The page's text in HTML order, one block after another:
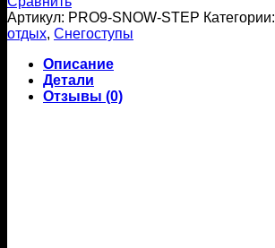
Артикул: PRO9-SNOW-STEP Категории:
отдых, Снегоступы
Описание
Детали
Отзывы (0)